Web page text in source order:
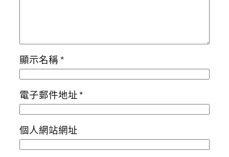
顯示名稱*
電子郵件地址*
個人網站網址